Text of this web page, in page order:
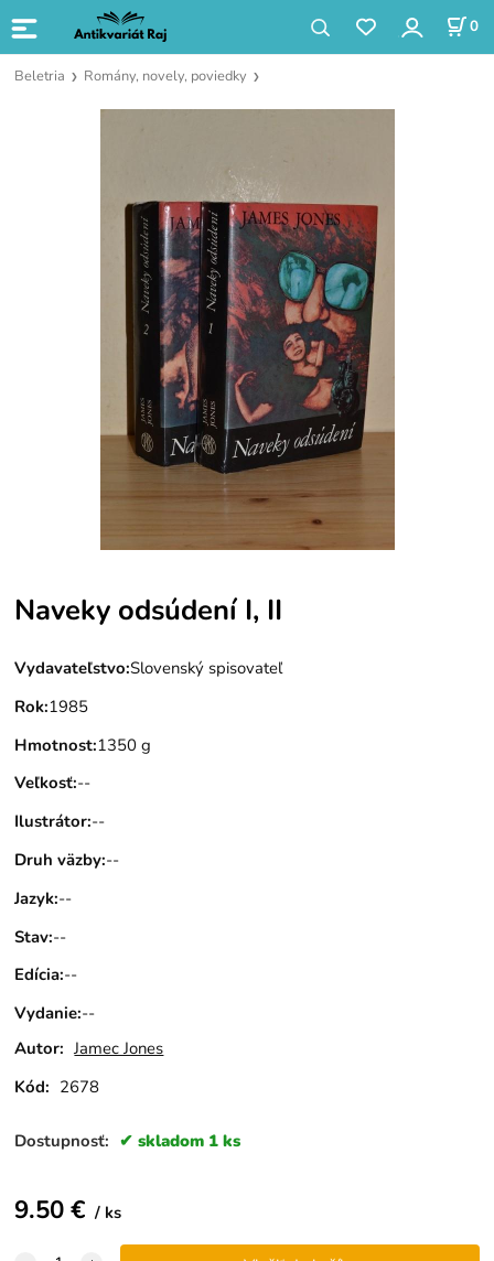
0
Beletria Romány, novely, poviedky
Naveky odsúdení I, II
Vydavateľstvo:Slovenský spisovateľ
Rok:1985
Hmotnost:1350 g
Veľkosť:--
Ilustrátor:--
Druh väzby:--
Jazyk:--
Stav:--
Edícia:--
Vydanie:--
Autor: Jamec Jones
Kód: 2678
Dostupnosť: skladom 1 ks
9.50€ ks